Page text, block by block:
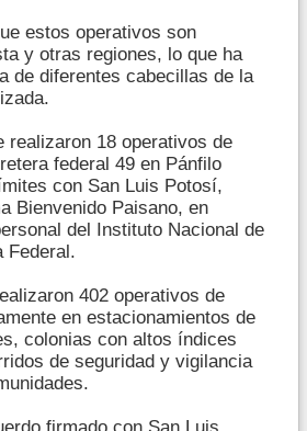
estos operativos son
y otras regiones, lo que ha
de diferentes cabecillas de la
realizaron 18 operativos de
federal 49 en Pánfilo
con San Luis Potosí,
Bienvenido Paisano, en
del Instituto Nacional de
Federal.
402 operativos de
en estacionamientos de
colonias con altos índices
de seguridad y vigilancia
firmado con San Luis